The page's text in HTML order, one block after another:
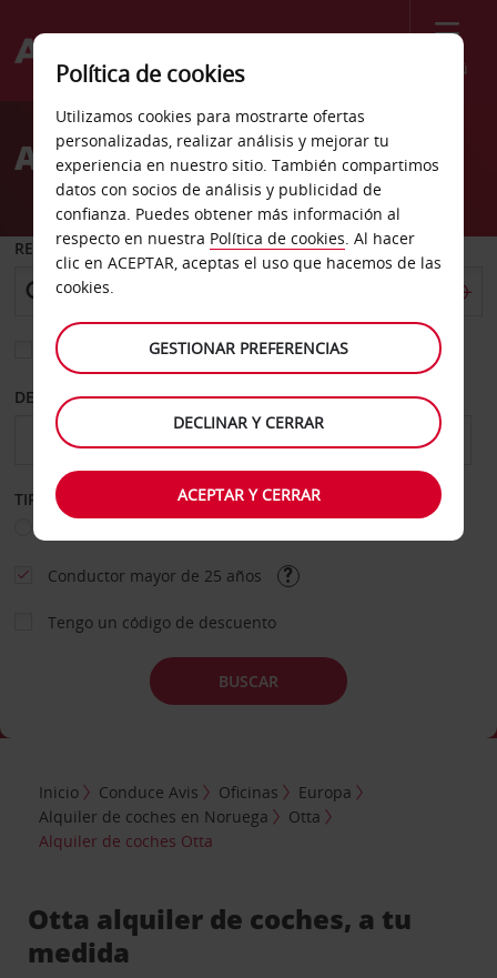
Menú
Welcome
AvisAlquiler de coches Otta
RECOGER EN
Elegir otra oficina de devolución
DESDE HASTA
TIPO DE ALQUILER
Conductor mayor de 25 años
Tengo un código de descuento
BUSCAR
Inicio Conduce Avis Oficinas
Europa
Alquiler de coches en Noruega
Otta
Alquiler de coches Otta
Otta alquiler de coches, a tu
medida
Política de cookies
Utilizamos cookies para mostrarte ofertas
personalizadas, realizar análisis y mejorar tu
experiencia en nuestro sitio. También compartimos
datos con socios de análisis y publicidad de
confianza. Puedes obtener más información al
respecto en nuestra Política de cookies. Al hacer
clic en ACEPTAR, aceptas el uso que hacemos de las
cookies.
GESTIONAR PREFERENCIAS
DECLINAR Y CERRAR
ACEPTAR Y CERRAR